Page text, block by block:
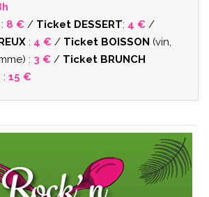
: 8 € / Ticket DESSERT: 4 € /
: 4 € / Ticket BOISSON (vin,
: 3 € / Ticket BRUNCH
: 15 €